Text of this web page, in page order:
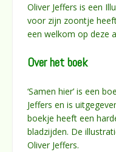
Oliver Jeffers is een
voor zijn zoontje
een welkom op deze
Over het boek
‘Samen hier’ is een
Jeffers en is
boekje heeft een
bladzijden. De
Oliver Jeffers.